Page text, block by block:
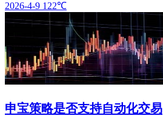
2026-4-9 122℃
申宝策略是否支持自动化交易